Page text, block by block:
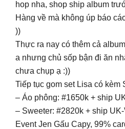
hop nha, shop ship album
Hàng về mà không úp báo
))
Thực ra nay có thêm cả
a nhưng chủ sốp bận đi ăn
chưa chụp ạ :))
Tiếp tục gom set Lisa có kèm
– Áo phông: #1650k + ship
– Sweeter: #2820k + ship UK-
Event Jen Gấu Capy, 99%